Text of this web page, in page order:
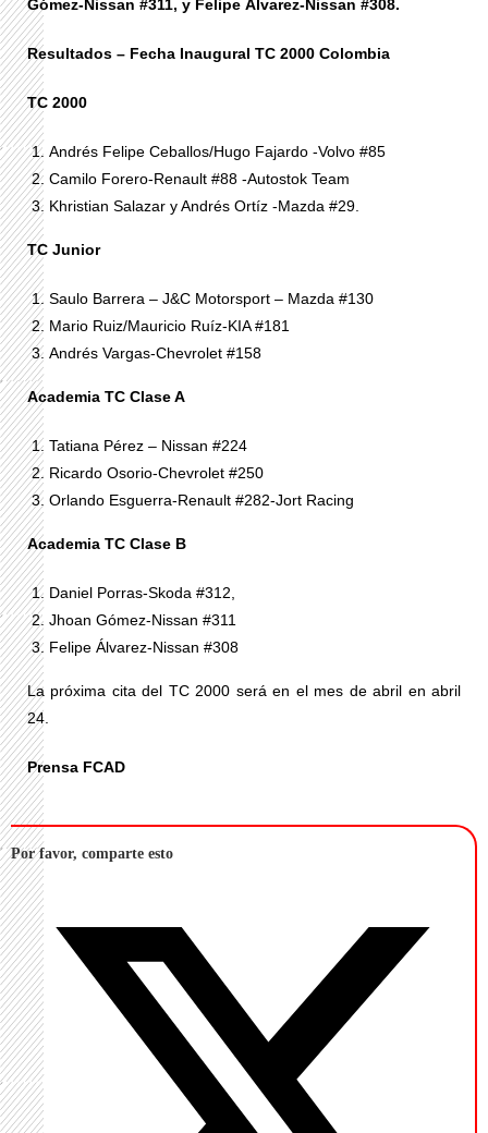
Gómez-Nissan #311, y Felipe Álvarez-Nissan #308.
Resultados – Fecha Inaugural TC 2000 Colombia
TC 2000
Andrés Felipe Ceballos/Hugo Fajardo -Volvo #85
Camilo Forero-Renault #88 -Autostok Team
Khristian Salazar y Andrés Ortíz -Mazda #29.
TC Junior
Saulo Barrera – J&C Motorsport – Mazda #130
Mario Ruiz/Mauricio Ruíz-KIA #181
Andrés Vargas-Chevrolet #158
Academia TC Clase A
Tatiana Pérez – Nissan #224
Ricardo Osorio-Chevrolet #250
Orlando Esguerra-Renault #282-Jort Racing
Academia TC Clase B
Daniel Porras-Skoda #312,
Jhoan Gómez-Nissan #311
Felipe Álvarez-Nissan #308
La próxima cita del TC 2000 será en el mes de abril en abril
24.
Prensa FCAD
Por favor, comparte esto